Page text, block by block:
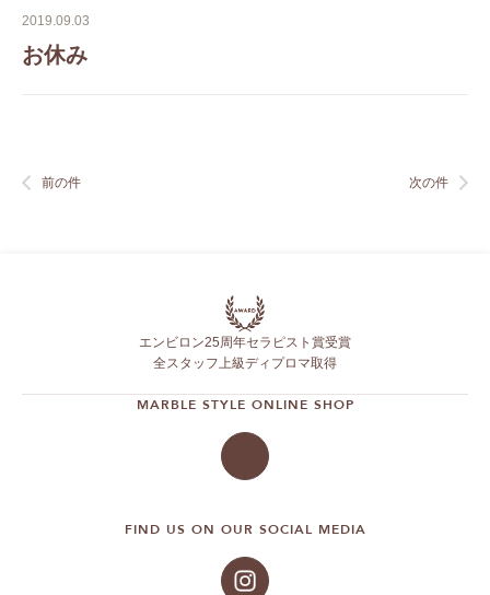
2019.09.03
お休み
前の件 次の件
エンビロン25周年セラピスト賞受賞
全スタッフ上級ディプロマ取得
MARBLE STYLE ONLINE SHOP
FIND US ON OUR SOCIAL MEDIA